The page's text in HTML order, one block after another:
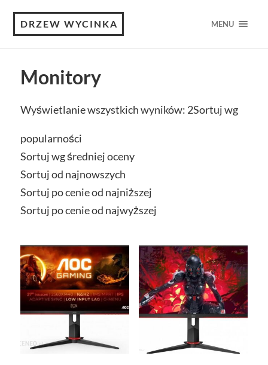
DRZEW WYCINKA MENU
Monitory
Wyświetlanie wszystkich wyników: 2Sortuj wg
popularności
Sortuj wg średniej oceny
Sortuj od najnowszych
Sortuj po cenie od najniższej
Sortuj po cenie od najwyższej